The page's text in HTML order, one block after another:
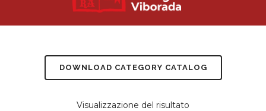
DOWNLOAD CATEGORY CATALOG
Visualizzazione del risultato